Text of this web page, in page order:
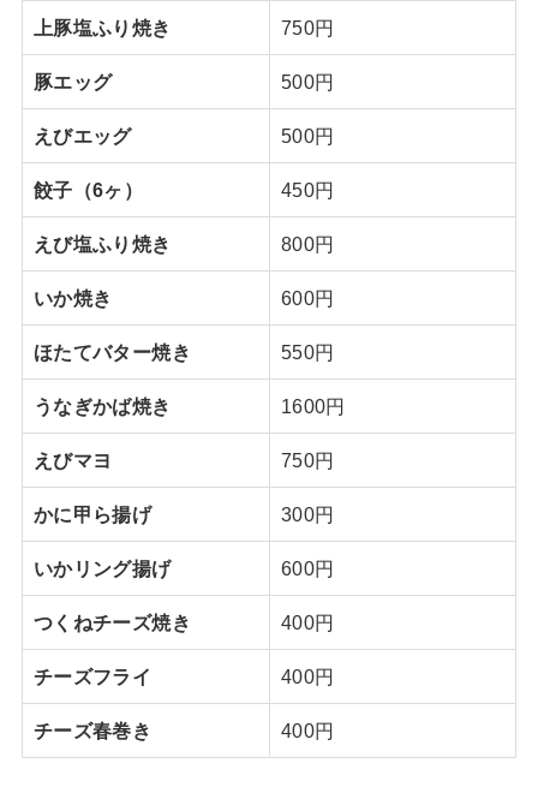
上豚塩ふり焼き 750円
豚エッグ 500円
えびエッグ 500円
餃子（6ヶ） 450円
えび塩ふり焼き 800円
いか焼き 600円
ほたてバター焼き 550円
うなぎかば焼き 1600円
えびマヨ 750円
かに甲ら揚げ 300円
いかリング揚げ 600円
つくねチーズ焼き 400円
チーズフライ 400円
チーズ春巻き 400円